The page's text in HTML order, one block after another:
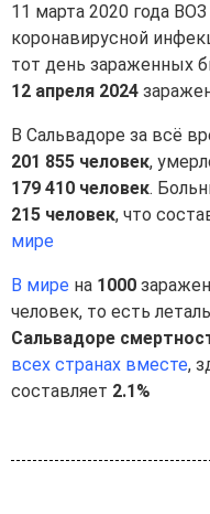
11 марта 2020 года
коронавирусной
тот день зараженных
12 апреля 2024
В Сальвадоре за всё
201 855 человек,
179 410 человек.
215 человек, что
мире
В мире на 1000
человек, то есть
Сальвадоре
всех странах вместе,
составляет 2.1%